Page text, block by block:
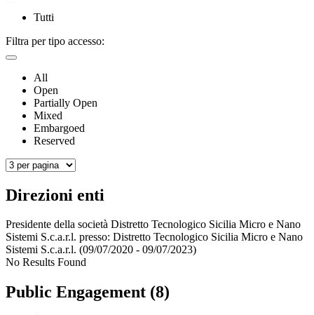
Tutti
Filtra per tipo accesso:
All
Open
Partially Open
Mixed
Embargoed
Reserved
Direzioni enti
Presidente della società Distretto Tecnologico Sicilia Micro e Nano
Sistemi S.c.a.r.l. presso: Distretto Tecnologico Sicilia Micro e Nano
Sistemi S.c.a.r.l. (09/07/2020 - 09/07/2023)
No Results Found
Public Engagement (8)